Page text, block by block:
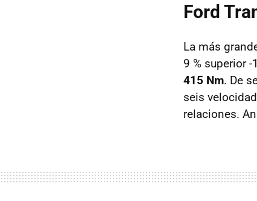
Ford
La más
9 % superior
415 Nm. De
seis
relaciones.